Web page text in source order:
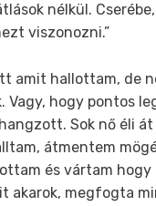
nélkül.
viszonozni.”
amit hallottam, de
Vagy, hogy pontos
Sok nő éli
átmentem
és vártam hogy
akarok, megfogta